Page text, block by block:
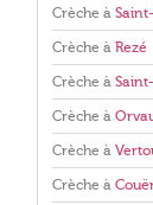
Crèche à
Crèche à Rezé
Crèche à
Crèche à
Crèche à
Crèche à